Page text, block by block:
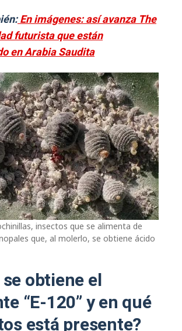
En imágenes: así avanza The
futurista que están
en Arabia Saudita
insectos que se alimenta de
que, al molerlo, se obtiene ácido
obtiene el
“E-120” y en qué
está presente?